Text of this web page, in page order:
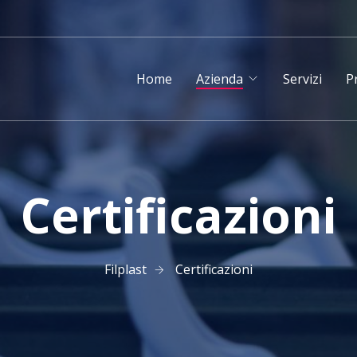
Home Azienda Servizi
Certificazioni
Filplast Certificazioni